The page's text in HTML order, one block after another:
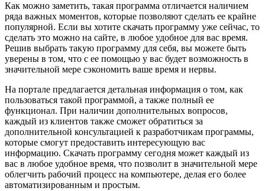
Как можно заметить, такая программа отличается наличием
ряда важных моментов, которые позволяют сделать ее крайне
популярной. Если вы хотите скачать программу уже сейчас, то
сделать это можно на сайте, в любое удобное для вас время.
Решив выбрать такую программу для себя, вы можете быть
уверены в том, что с ее помощью у вас будет возможность в
значительной мере сэкономить ваше время и нервы.
На портале предлагается детальная информация о том, как
пользоваться такой программой, а также полный ее
функционал. При наличии дополнительных вопросов,
каждый из клиентов также сможет обратиться за
дополнительной консультацией к разработчикам программы,
которые смогут предоставить интересующую вас
информацию. Скачать программу сегодня может каждый из
вас в любое удобное время, что позволит в значительной мере
облегчить рабочий процесс на компьютере, делая его более
автоматизированным и простым.